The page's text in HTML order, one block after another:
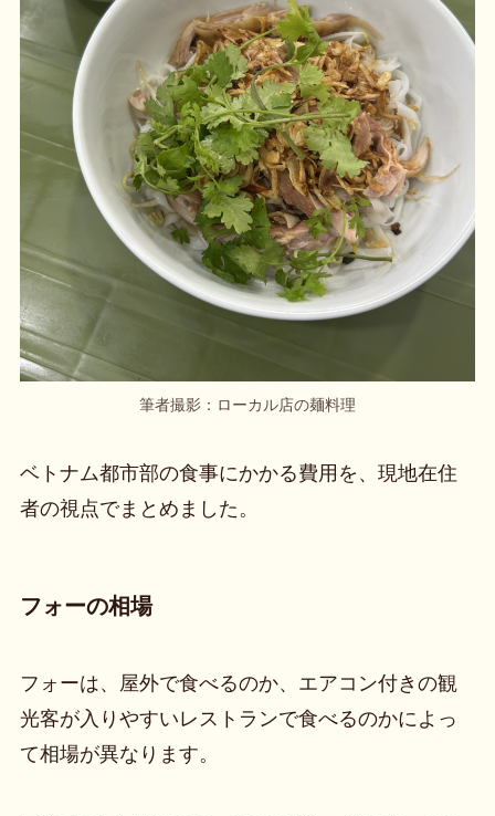
筆者撮影：ローカル店の麺料理
ベトナム都市部の食事にかかる費用を、現地在住
者の視点でまとめました。
フォーの相場
フォーは、屋外で食べるのか、エアコン付きの観
光客が入りやすいレストランで食べるのかによっ
て相場が異なります。